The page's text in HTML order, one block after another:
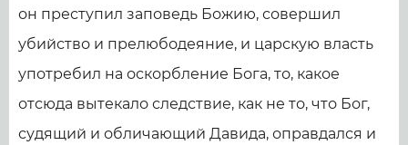
он преступил заповедь Божию, совершил
убийство и прелюбодеяние, и царскую власть
употребил на оскорбление Бога, то, какое
отсюда вытекало следствие, как не то, что Бог,
судящий и обличающий Давида, оправдался и